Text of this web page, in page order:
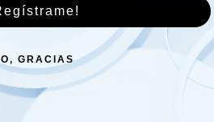
Cilindro esclavo del
embrague – 591231
GRACIAS